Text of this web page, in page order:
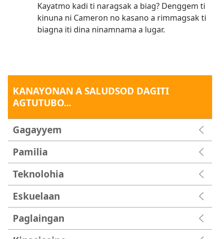
Kayatmo kadi ti naragsak a biag? Denggem ti
kinuna ni Cameron no kasano a rimmagsak ti
biagna iti dina ninamnama a lugar.
KANAYONAN A SALUDSOD DAGITI
AGTUTUBO...
Gagayyem
Pamilia
Teknolohia
Eskuelaan
Paglaingan